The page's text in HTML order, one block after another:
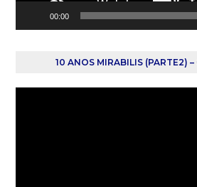
00:00
10 ANOS MIRABILIS (PARTE2)